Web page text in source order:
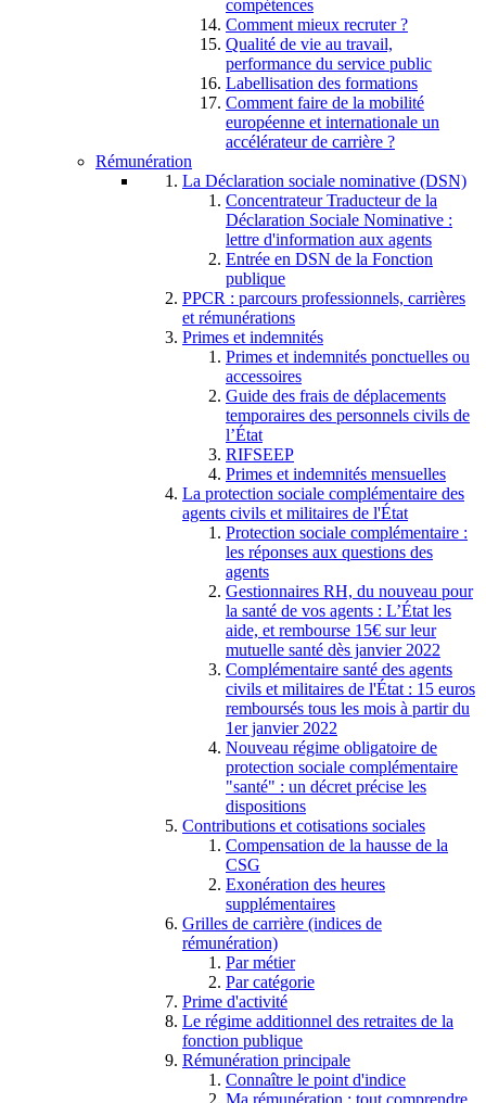
compétences
Comment mieux recruter ?
Qualité de vie au travail,
performance du service public
Labellisation des formations
Comment faire de la mobilité
européenne et internationale un
accélérateur de carrière ?
Rémunération
La Déclaration sociale nominative (DSN)
Concentrateur Traducteur de la
Déclaration Sociale Nominative :
lettre d'information aux agents
Entrée en DSN de la Fonction
publique
PPCR : parcours professionnels, carrières
et rémunérations
Primes et indemnités
Primes et indemnités ponctuelles ou
accessoires
Guide des frais de déplacements
temporaires des personnels civils de
l’État
RIFSEEP
Primes et indemnités mensuelles
La protection sociale complémentaire des
agents civils et militaires de l'État
Protection sociale complémentaire :
les réponses aux questions des
agents
Gestionnaires RH, du nouveau pour
la santé de vos agents : L’État les
aide, et rembourse 15€ sur leur
mutuelle santé dès janvier 2022
Complémentaire santé des agents
civils et militaires de l'État : 15 euros
remboursés tous les mois à partir du
1er janvier 2022
Nouveau régime obligatoire de
protection sociale complémentaire
"santé" : un décret précise les
dispositions
Contributions et cotisations sociales
Compensation de la hausse de la
CSG
Exonération des heures
supplémentaires
Grilles de carrière (indices de
rémunération)
Par métier
Par catégorie
Prime d'activité
Le régime additionnel des retraites de la
fonction publique
Rémunération principale
Connaître le point d'indice
Ma rémunération : tout comprendre